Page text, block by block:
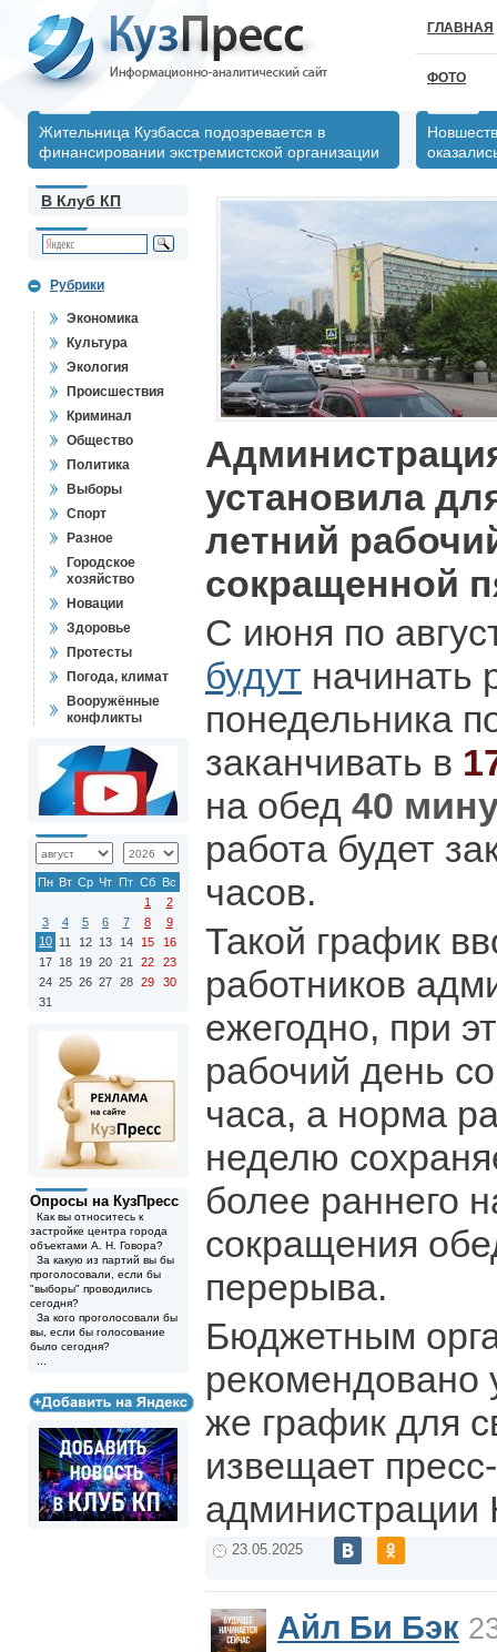
ГЛАВНАЯ
ФОТО
Жительница Кузбасса подозревается в
финансировании экстремистской организации
В Клуб КП
Рубрики
Экономика
Культура
Экология
Происшествия
Криминал
Общество
Политика
Выборы
Спорт
Разное
Городское
хозяйство
Новации
Здоровье
Протесты
Погода, климат
Вооружённые
конфликты
Пн Вт Ср Чт Пт Сб Вс
1
2
3
4 5 6 7 8
9
10 11 12 13 14 15
16
17 18 19 20 21 22
23
24 25 26 27 28 29
30
31
Опросы на КузПресс
Как вы относитесь к
застройке центра города
объектами А. Н. Говора?
За какую из партий вы бы
проголосовали, если бы
"выборы" проводились
сегодня?
За кого проголосовали бы
вы, если бы голосование
было сегодня?
установила
летний
сокращенной
С июня по
будут начинать
понедельника
заканчивать в
на обед 40
работа будет
часов.
Такой график
работников
ежегодно, при
рабочий день
часа, а норма
неделю
более раннего
сокращения
перерыва.
Бюджетным
рекомендовано
же график для
извещает
администрации
23.05.2025
Айл Би Бэк